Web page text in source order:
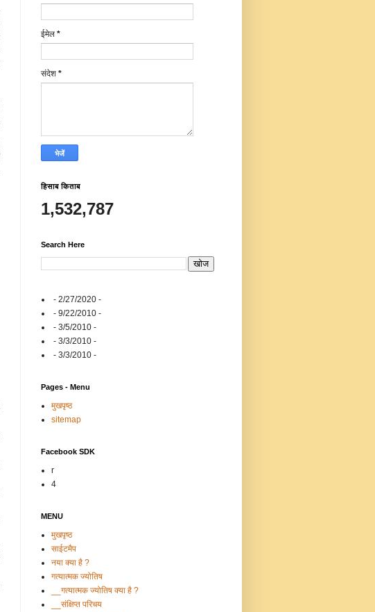
ईमेल *
संदेश *
हिसाब किताब
1,532,787
Search Here
- 2/27/2020 -
- 9/22/2010 -
- 3/5/2010 -
- 3/3/2010 -
- 3/3/2010 -
Pages - Menu
मुखपृष्ठ
sitemap
Facebook SDK
r
4
MENU
मुखपृष्ठ
साईटमैप
नया क्या है ?
गत्यात्मक ज्योतिष
__गत्यात्मक ज्योतिष क्या है ?
__संक्षिप्त परिचय